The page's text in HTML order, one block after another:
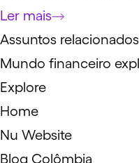
Ler mais
Assuntos relacionados
Mundo financeiro
Explore
Home
Nu Website
Blog Colômbia